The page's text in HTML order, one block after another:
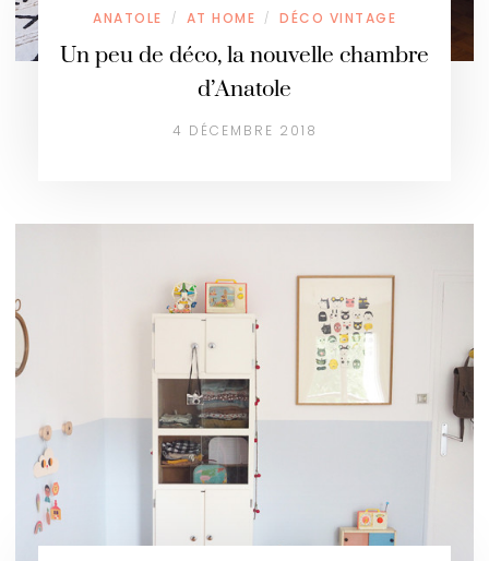
ANATOLE / AT HOME / DÉCO VINTAGE
Un peu de déco, la nouvelle chambre
d’Anatole
4 DÉCEMBRE 2018